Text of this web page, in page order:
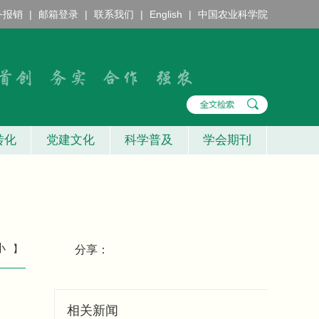
报销 | 邮箱登录 | 联系我们 | English | 中国农业科学院
化 党建文化 科学普及 学会期刊
】 分享：
相关新闻